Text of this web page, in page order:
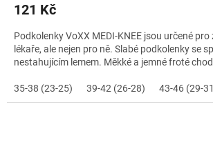
121 Kč
Podkolenky VoXX MEDI-KNEE jsou určené
lékaře, ale nejen pro ně. Slabé podkolenky se
nestahujícím lemem. Měkké a jemné froté
35-38 (23-25) 39-42 (26-28) 43-46 (29-